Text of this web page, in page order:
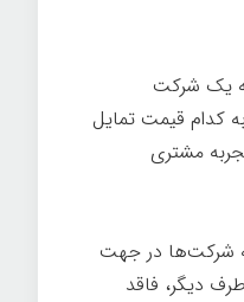
یک شرکت
کدام قیمت تمایل
مشتری
شرکت‌ها در جهت
دیگر، فاقد